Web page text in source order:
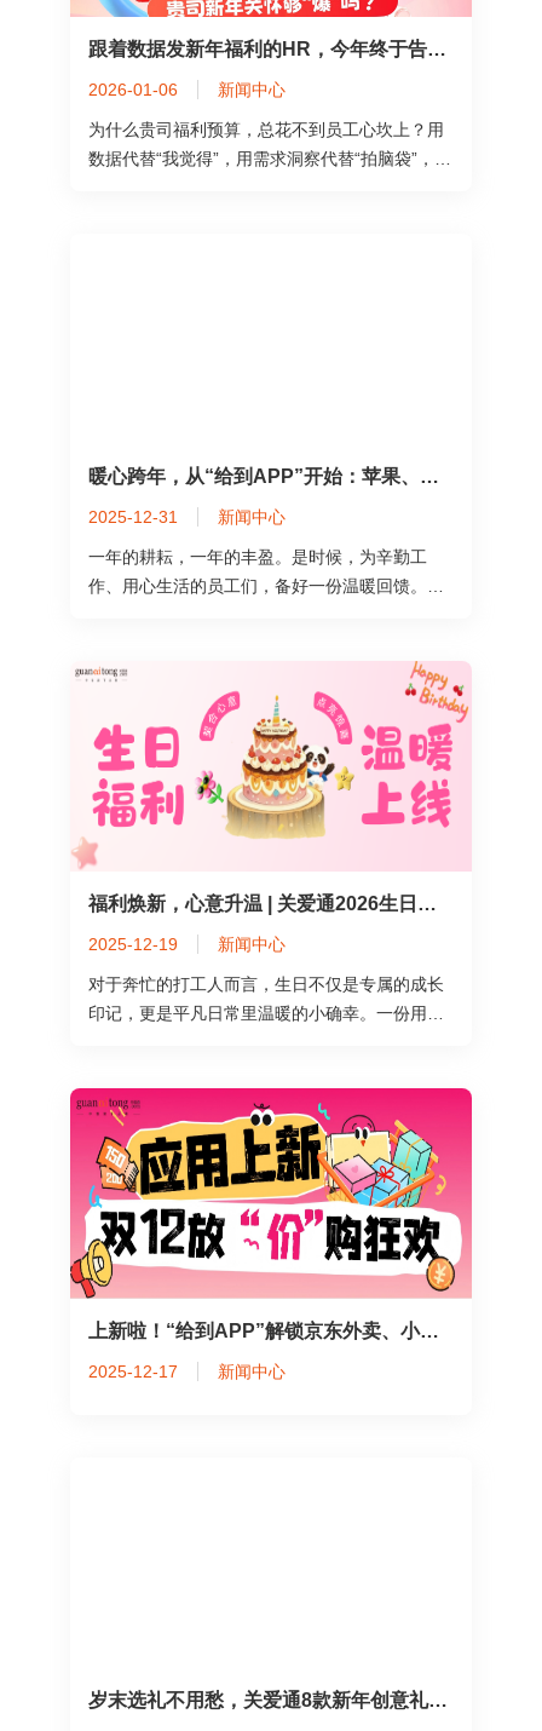
跟着数据发新年福利的HR，今年终于告别“盲猜”模式！
2026-01-06 新闻中心
为什么贵司福利预算，总花不到员工心坎上？用
数据代替“我觉得”，用需求洞察代替“拍脑袋”，这
暖心跨年，从“给到APP”开始：苹果、华为、小米、松下等品牌专场，串联员工年末圆满
2025-12-31 新闻中心
一年的耕耘，一年的丰盈。是时候，为辛勤工
作、用心生活的员工们，备好一份温暖回馈。从
福利焕新，心意升温 | 关爱通2026生日福利，点亮专属幸福时刻！
2025-12-19 新闻中心
对于奔忙的打工人而言，生日不仅是专属的成长
印记，更是平凡日常里温暖的小确幸。一份用心
上新啦！“给到APP”解锁京东外卖、小象超市、西西弗书店等，员工福利又“加餐”！
2025-12-17 新闻中心
岁末选礼不用愁，关爱通8款新年创意礼盒，“盒”你开启福运马年！